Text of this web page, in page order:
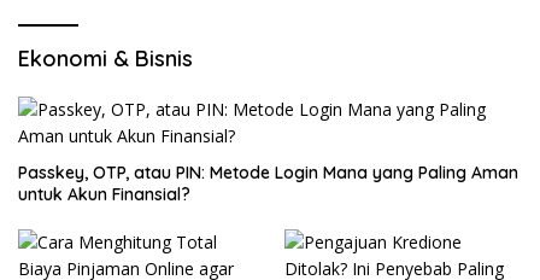
Ekonomi & Bisnis
Passkey, OTP, atau PIN: Metode Login Mana yang Paling Aman
untuk Akun Finansial?